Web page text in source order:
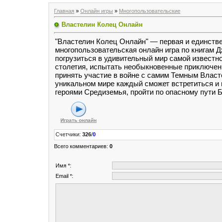
Главная » Онлайн игры » Многопользовательские
Властелин Колец Онлайн
"Властелин Колец Онлайн" — первая и
многопользовательская онлайн игра по книгам
погрузиться в удивительный мир самой
столетия, испытать необыкновенные
принять участие в войне с самим Темным
уникальном мире каждый сможет встретиться
героями Средиземья, пройти по опасному пути
Играть онлайн
Счетчики: 326/0
Всего комментариев: 0
Имя *:
Email *: